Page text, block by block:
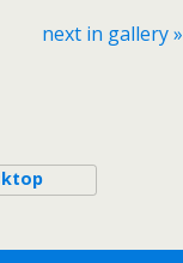
next in gallery »